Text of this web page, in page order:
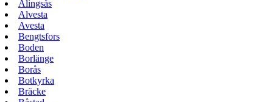
Alingsås
Alvesta
Avesta
Bengtsfors
Boden
Borlänge
Borås
Botkyrka
Bräcke